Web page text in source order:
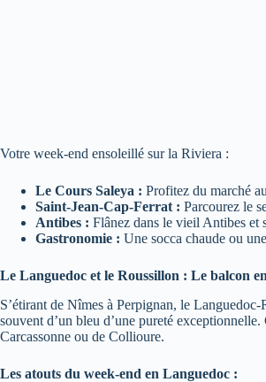
Votre week-end ensoleillé sur la Riviera :
Le Cours Saleya : Profitez du marché
Saint-Jean-Cap-Ferrat : Parcourez le
Antibes : Flânez dans le vieil Antibes et
Gastronomie : Une socca chaude ou
Le Languedoc et le Roussillon : Le balcon
S’étirant de Nîmes à Perpignan, le
souvent d’un bleu d’une pureté
Carcassonne ou de Collioure.
Les atouts du week-end en Languedoc :